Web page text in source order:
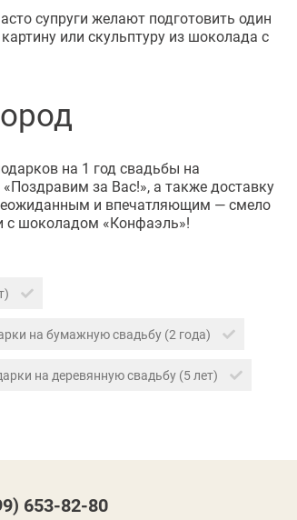
супруги желают подготовить один
или скульптуру из шоколада с
на 1 год свадьбы на
за Вас!», а также доставку
и впечатляющим — смело
с шоколадом «Конфаэль»!
на бумажную свадьбу (2 года)
на деревянную свадьбу (5 лет)
653-82-80